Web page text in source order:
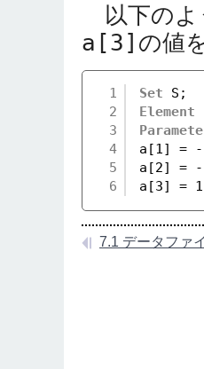
以下のよ
a[3] の値
1
2
3
4
5
6
Set
S;
Element
a[1] =
a[2] =
a[3] =
7.1 データファ